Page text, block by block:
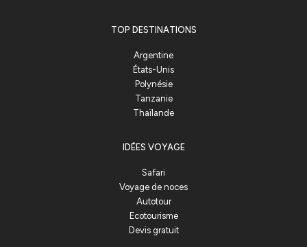
TOP DESTINATIONS
Argentine
États-Unis
Polynésie
Tanzanie
Thaïlande
IDÉES VOYAGE
Safari
Voyage de noces
Autotour
Ecotourisme
Devis gratuit